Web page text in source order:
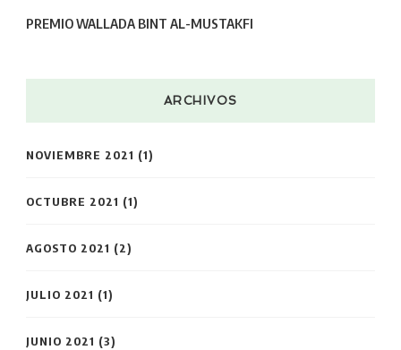
PREMIO WALLADA BINT AL-MUSTAKFI
ARCHIVOS
NOVIEMBRE 2021 (1)
OCTUBRE 2021 (1)
AGOSTO 2021 (2)
JULIO 2021 (1)
JUNIO 2021 (3)